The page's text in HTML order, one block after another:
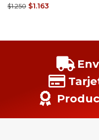
$1.250 $1.163